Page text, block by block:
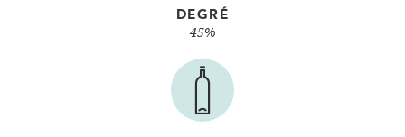
DEGRÉ
45%